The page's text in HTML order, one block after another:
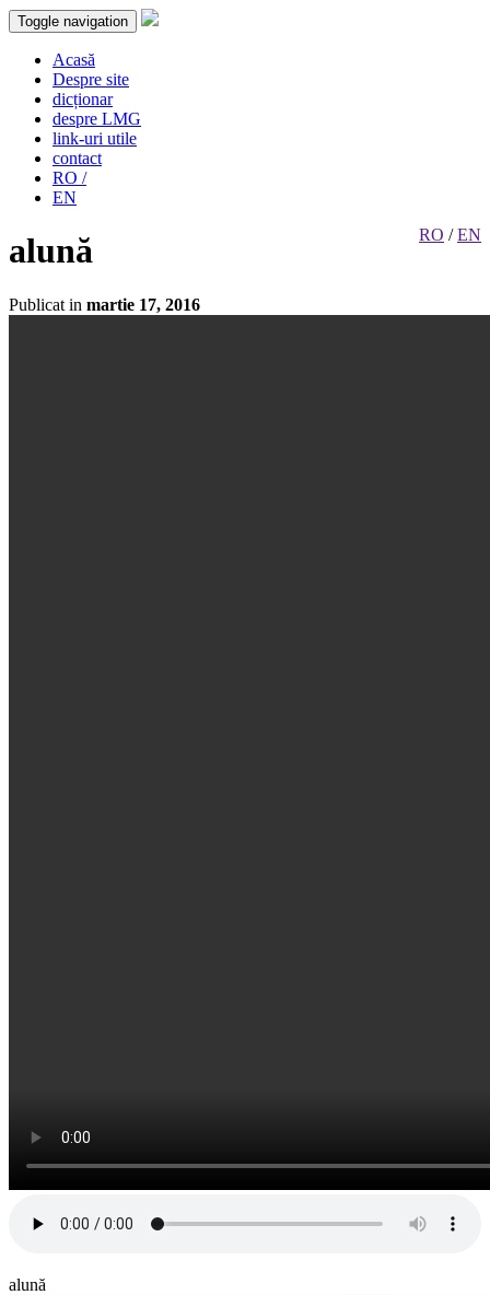
Toggle navigation
Acasă
Despre site
dicționar
despre LMG
link-uri utile
contact
RO /
EN
RO /EN
alună
Publicat in martie 17, 2016
alună